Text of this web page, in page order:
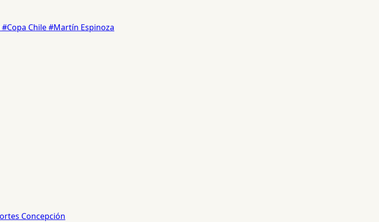
#Copa Chile#Martín Espinoza